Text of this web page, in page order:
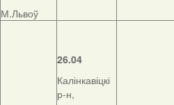
М.Львоў
26.04
Калінкавіцкі
р-н,